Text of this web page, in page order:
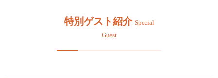
特別ゲスト紹介 Special
Guest